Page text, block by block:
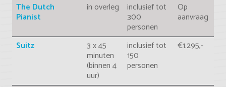
The Dutch
Pianist
in overleg inclusief tot
300
personen
Op
aanvraag
Suitz 3 x 45
minuten
(binnen 4
uur)
inclusief tot
150
personen
€1.295,-